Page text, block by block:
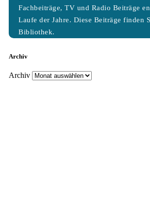
Fachbeiträge, TV und Radio Beiträge
Laufe der Jahre. Diese Beiträge finden
Bibliothek.
Archiv
Archiv